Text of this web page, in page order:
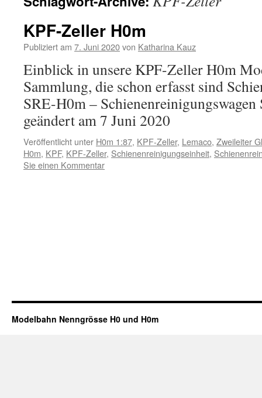
KPF-Zeller H0m
Publiziert am 7. Juni 2020von Katharina Kauz
Einblick in unsere KPF-Zeller H0m
Sammlung, die schon erfasst sind
SRE-H0m –
geändert am 7 Juni 2020
Veröffentlicht unter H0m 1:87, KPF-Zeller, Lemaco, Zweileiter
H0m, KPF, KPF-Zeller, Schienenreinigungseinheit,
Sie einen Kommentar
Modelbahn Nenngrösse H0 und H0m